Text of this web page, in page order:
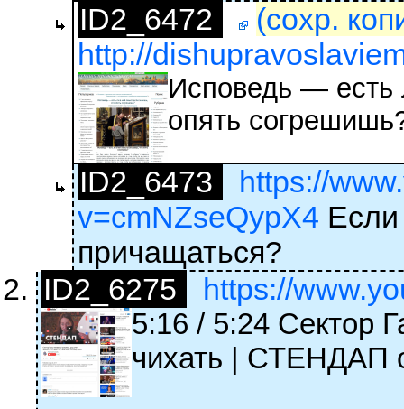
ID2_6472
(сохр.
http://
Исповедь — есть
опять
ID2_6473
https://
v=cmNZseQypX4 Если
причащаться?
ID2_6275
https://
5:16 / 5:24 Сектор
чихать | СТЕНДАП